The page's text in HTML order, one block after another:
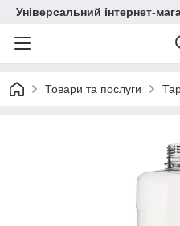
Універсальний інтернет-
Товари та послуги